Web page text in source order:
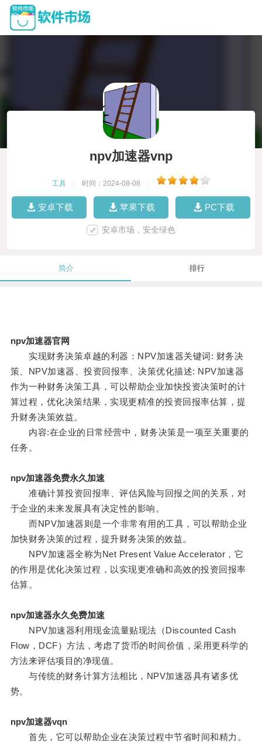
npv加速器vnp
工具 时间：2024-08-08
安卓下载 苹果下载 PC下载
安卓市场，安全绿色
简介 排行
npv加速器官网
实现财务决策卓越的利器：NPV加速器关键词: 财务决
策、NPV加速器、投资回报率、决策优化描述: NPV加速器
作为一种财务决策工具，可以帮助企业加快投资决策时的计
算过程，优化决策结果，实现更精准的投资回报率估算，提
升财务决策效益。
内容:在企业的日常经营中，财务决策是一项至关重要的
任务。
npv加速器免费永久加速
准确计算投资回报率、评估风险与回报之间的关系，对
于企业的未来发展具有决定性的影响。
而NPV加速器则是一个非常有用的工具，可以帮助企业
加快财务决策的过程，提升财务决策的效益。
NPV加速器全称为Net Present Value Accelerator，它
的作用是优化决策过程，以实现更准确和高效的投资回报率
估算。
npv加速器永久免费加速
NPV加速器利用现金流量贴现法（Discounted Cash
Flow，DCF）方法，考虑了货币的时间价值，采用更科学的
方法来评估项目的净现值。
与传统的财务计算方法相比，NPV加速器具有诸多优
势。
npv加速器vqn
首先，它可以帮助企业在决策过程中节省时间和精力。